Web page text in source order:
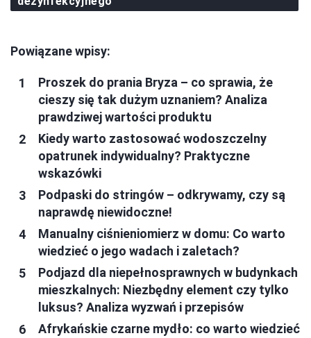
Powiązane wpisy:
Proszek do prania Bryza – co sprawia, że
cieszy się tak dużym uznaniem? Analiza
prawdziwej wartości produktu
Kiedy warto zastosować wodoszczelny
opatrunek indywidualny? Praktyczne
wskazówki
Podpaski do stringów – odkrywamy, czy są
naprawdę niewidoczne!
Manualny ciśnieniomierz w domu: Co warto
wiedzieć o jego wadach i zaletach?
Podjazd dla niepełnosprawnych w budynkach
mieszkalnych: Niezbędny element czy tylko
luksus? Analiza wyzwań i przepisów
Afrykańskie czarne mydło: co warto wiedzieć